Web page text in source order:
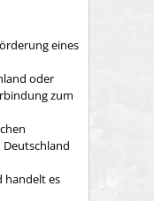
eines
oder
zum
handelt es